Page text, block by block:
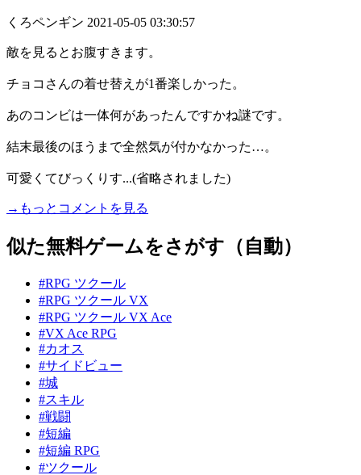
くろペンギン 2021-05-05 03:30:57
敵を見るとお腹すきます。
チョコさんの着せ替えが1番楽しかった。
あのコンビは一体何があったんですかね謎です。
結末最後のほうまで全然気が付かなかった…。
可愛くてびっくりす...(省略されました)
→もっとコメントを見る
似た無料ゲームをさがす（自動）
#RPG ツクール
#RPG ツクール VX
#RPG ツクール VX Ace
#VX Ace RPG
#カオス
#サイドビュー
#城
#スキル
#戦闘
#短編
#短編 RPG
#ツクール